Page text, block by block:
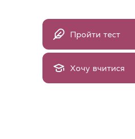
Пройти тест
Хочу вчитися